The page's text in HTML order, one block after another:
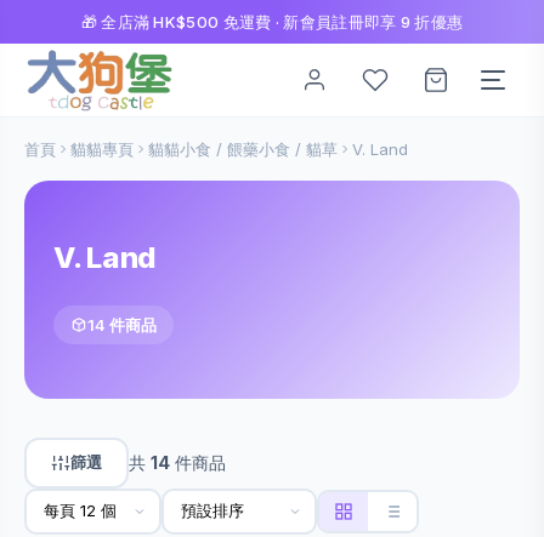
🎁 全店滿 HK$500 免運費 · 新會員註冊即享 9 折優惠
首頁 貓貓專頁 貓貓小食 / 餵藥小食 / 貓草 V. Land
V. Land
14 件商品
篩選 共 14 件商品